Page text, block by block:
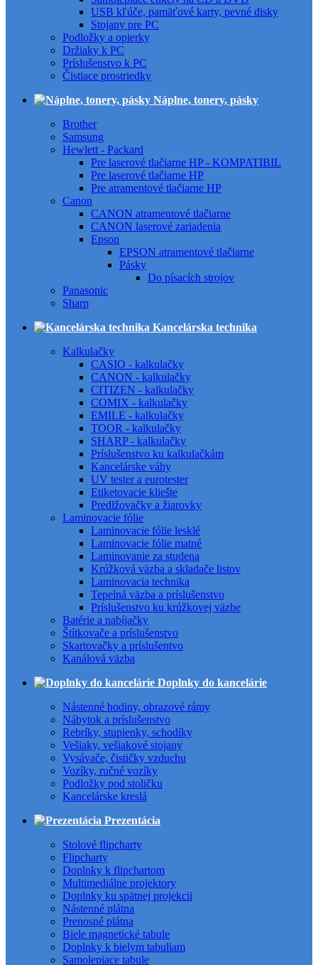
USB kľúče, pamäťové karty, pevné disky
Stojany pre PC
Podložky a opierky
Držiaky k PC
Príslušenstvo k PC
Čistiace prostriedky
Náplne, tonery, pásky
Brother
Samsung
Hewlett - Packard
Pre laserové tlačiarne HP - KOMPATIBIL
Pre laserové tlačiarne HP
Pre atramentové tlačiarne HP
Canon
CANON atramentové tlačiarne
CANON laserové zariadenia
Epson
EPSON atramentové tlačiarne
Pásky
Do písacích strojov
Panasonic
Sharp
Kancelárska technika
Kalkulačky
CASIO - kalkulačky
CANON - kalkulačky
CITIZEN - kalkulačky
COMIX - kalkulačky
EMILE - kalkulačky
TOOR - kalkulačky
SHARP - kalkulačky
Príslušenstvo ku kalkulačkám
Kancelárske váhy
UV tester a eurotester
Etiketovacie kliešte
Predlžovačky a žiarovky
Laminovacie fólie
Laminovacie fólie lesklé
Laminovacie fólie matné
Laminovanie za studena
Krúžková väzba a skladače listov
Laminovacia technika
Tepelná väzba a príslušenstvo
Príslušenstvo ku krúžkovej väzbe
Batérie a nabíjačky
Štítkovače a príslušenstvo
Skartovačky a príslušentvo
Kanálová väzba
Doplnky do kancelárie
Nástenné hodiny, obrazové rámy
Nábytok a príslušenstvo
Rebríky, stupienky, schodíky
Vešiaky, vešiakové stojany
Vysávače, čističky vzduchu
Vozíky, ručné vozíky
Podložky pod stoličku
Kancelárske kreslá
Prezentácia
Stolové flipcharty
Flipcharty
Doplnky k flipchartom
Multimediálne projektory
Doplnky ku spätnej projekcii
Nástenné plátna
Prenosné plátna
Biele magnetické tabule
Doplnky k bielym tabuliam
Samolepiace tabule